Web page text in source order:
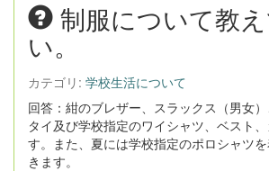
制服について教
い。
カテゴリ: 学校生活について
回答：紺のブレザー、スラックス（男女
タイ及び学校指定のワイシャツ、ベスト
す。また、夏には学校指定のポロシャツ
きます。